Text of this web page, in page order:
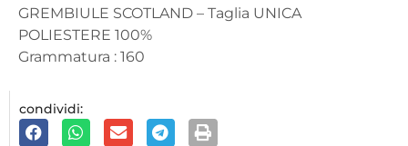
GREMBIULE SCOTLAND – Taglia UNICA
POLIESTERE 100%
Grammatura : 160
condividi: